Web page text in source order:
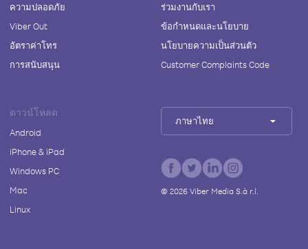
ความปลอดภัย
Viber Out
อัตราค่าโทร
การสนับสนุน
ร่วมงานกับเรา
ข้อกำหนดและนโยบาย
นโยบายความเป็นส่วนตัว
Customer Complaints Code
ดาวน์โหลด
Android
iPhone & iPad
Windows PC
Mac
Linux
ภาษาไทย
© 2026Viber Media S.à r.l.